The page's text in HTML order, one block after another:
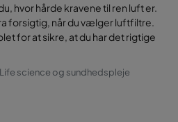
hvor hårde kravene til ren luft er.
forsigtig, når du vælger luftfiltre.
for at sikre, at du har det rigtige
Life science og sundhedspleje